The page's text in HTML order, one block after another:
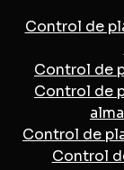
Control de
Control de
Control de
Control de
Control